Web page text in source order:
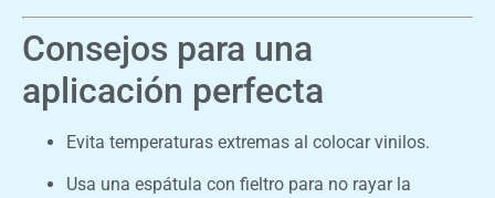
Consejos para una
aplicación perfecta
Evita temperaturas extremas al colocar vinilos.
Usa una espátula con fieltro para no rayar la